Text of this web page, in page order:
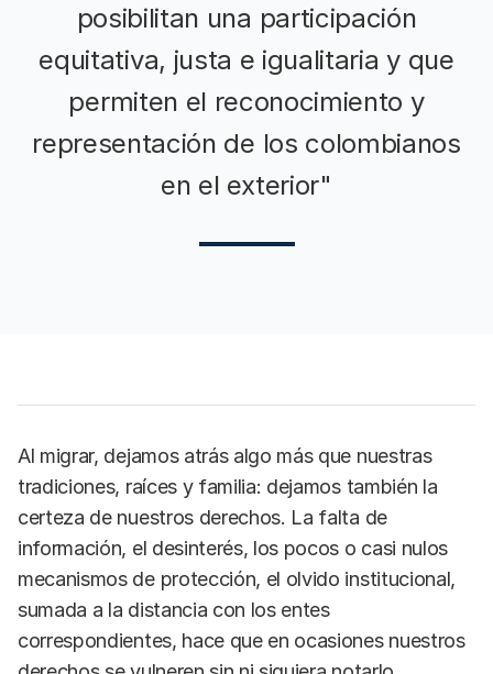
posibilitan una participación
equitativa, justa e igualitaria y que
permiten el reconocimiento y
representación de los colombianos
en el exterior"
Al migrar, dejamos atrás algo más que nuestras
tradiciones, raíces y familia: dejamos también la
certeza de nuestros derechos. La falta de
información, el desinterés, los pocos o casi nulos
mecanismos de protección, el olvido institucional,
sumada a la distancia con los entes
correspondientes, hace que en ocasiones nuestros